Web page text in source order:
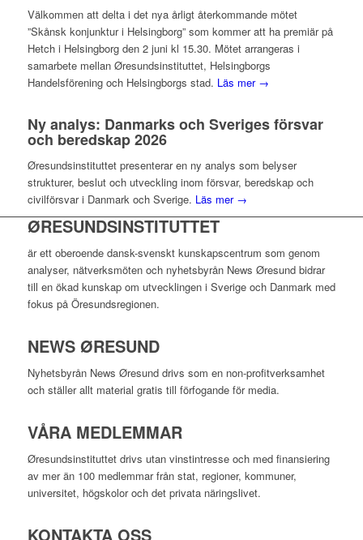
Välkommen att delta i det nya årligt återkommande mötet
”Skånsk konjunktur i Helsingborg” som kommer att ha premiär på
Hetch i Helsingborg den 2 juni kl 15.30. Mötet arrangeras i
samarbete mellan Øresundsinstituttet, Helsingborgs
Handelsförening och Helsingborgs stad. Läs mer →
Ny analys: Danmarks och Sveriges försvar
och beredskap 2026
Øresundsinstituttet presenterar en ny analys som belyser
strukturer, beslut och utveckling inom försvar, beredskap och
civilförsvar i Danmark och Sverige. Läs mer →
ØRESUNDSINSTITUTTET
är ett oberoende dansk-svenskt kunskapscentrum som genom
analyser, nätverksmöten och nyhetsbyrån News Øresund bidrar
till en ökad kunskap om utvecklingen i Sverige och Danmark med
fokus på Öresundsregionen.
NEWS ØRESUND
Nyhetsbyrån News Øresund drivs som en non-profitverksamhet
och ställer allt material gratis till förfogande för media.
VÅRA MEDLEMMAR
Øresundsinstituttet drivs utan vinst­intresse och med finansiering
av mer än 100 medlemmar från stat, regioner, kommuner,
universitet, högskolor och det privata näringslivet.
KONTAKTA OSS